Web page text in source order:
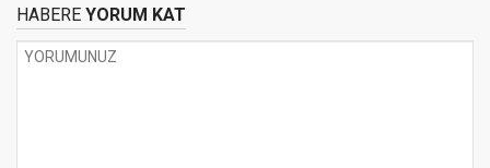
HABERE YORUM KAT